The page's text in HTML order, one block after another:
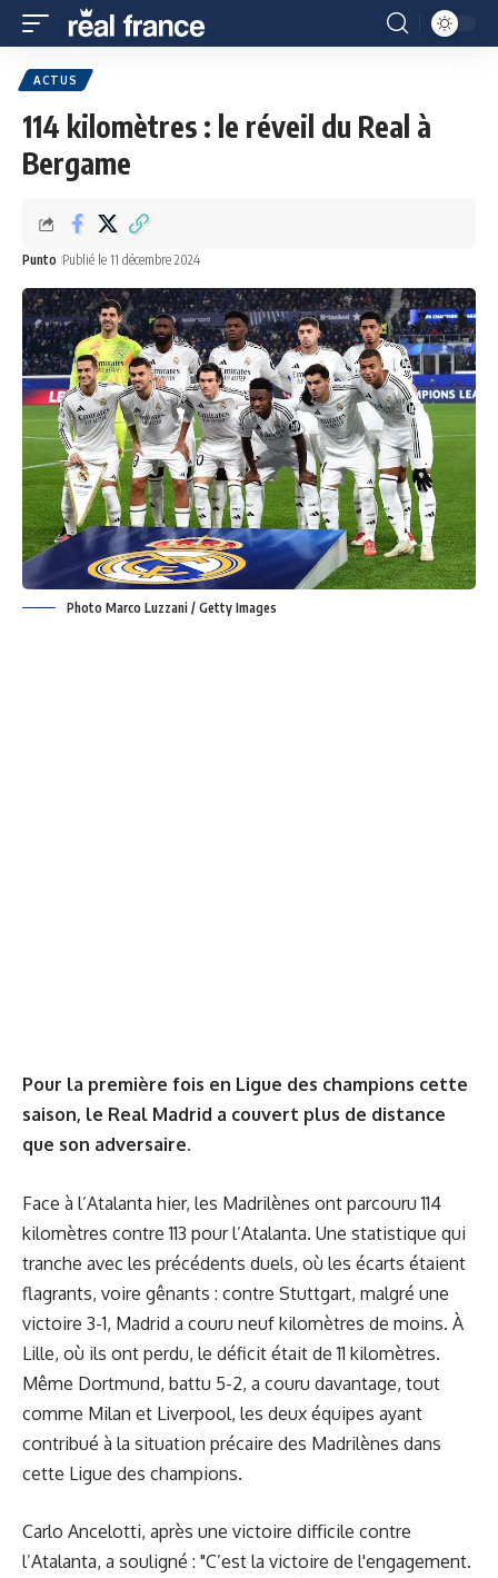
ACTUS
114 kilomètres : le réveil du Real à
Bergame
Punto Publié le 11 décembre 2024
Photo Marco Luzzani / Getty Images
Pour la première fois en Ligue des champions cette
saison, le Real Madrid a couvert plus de distance
que son adversaire.
Face à l’Atalanta hier, les Madrilènes ont parcouru 114
kilomètres contre 113 pour l’Atalanta. Une statistique qui
tranche avec les précédents duels, où les écarts étaient
flagrants, voire gênants : contre Stuttgart, malgré une
victoire 3-1, Madrid a couru neuf kilomètres de moins. À
Lille, où ils ont perdu, le déficit était de 11 kilomètres.
Même Dortmund, battu 5-2, a couru davantage, tout
comme Milan et Liverpool, les deux équipes ayant
contribué à la situation précaire des Madrilènes dans
cette Ligue des champions.
Carlo Ancelotti, après une victoire difficile contre
l’Atalanta, a souligné : "C’est la victoire de l'engagement.